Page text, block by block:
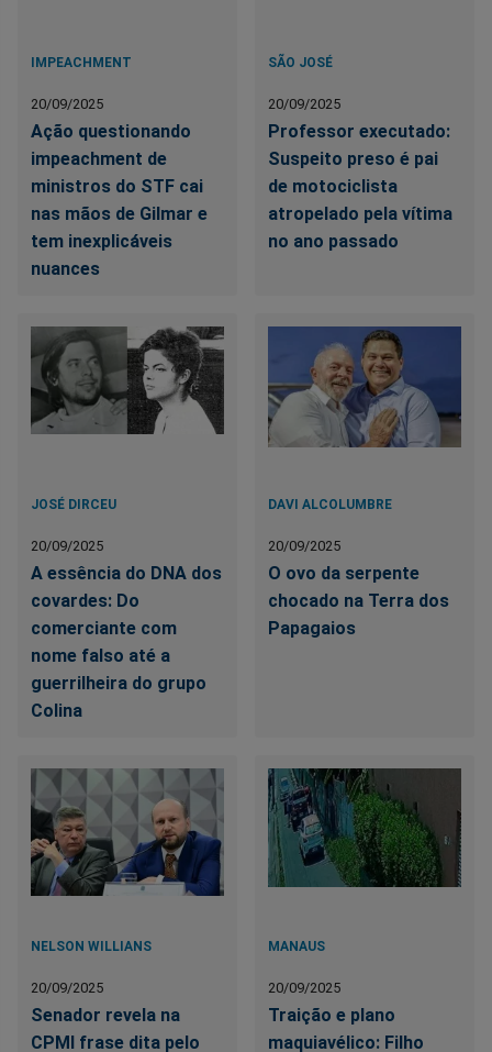
IMPEACHMENT
20/09/2025
Ação questionando
impeachment de
ministros do STF cai
nas mãos de Gilmar e
tem inexplicáveis
nuances
SÃO JOSÉ
20/09/2025
Professor executado:
Suspeito preso é pai
de motociclista
atropelado pela vítima
no ano passado
JOSÉ DIRCEU
20/09/2025
A essência do DNA dos
covardes: Do
comerciante com
nome falso até a
guerrilheira do grupo
Colina
DAVI ALCOLUMBRE
20/09/2025
O ovo da serpente
chocado na Terra dos
Papagaios
NELSON WILLIANS
20/09/2025
Senador revela na
CPMI frase dita pelo
MANAUS
20/09/2025
Traição e plano
maquiavélico: Filho